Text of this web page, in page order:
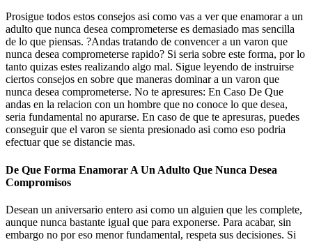
Prosigue todos estos consejos asi­ como vas a ver que enamorar a un
adulto que nunca desea comprometerse es demasiado mas sencilla
de lo que piensas. ?Andas tratando de convencer a un varon que
nunca desea comprometerse rapido? Si seri­a sobre este forma, por lo
tanto quizas estes realizando algo mal. Sigue leyendo de instruirse
ciertos consejos en sobre que maneras dominar a un varon que
nunca desea comprometerse. No te apresures: En Caso De Que
andas en la relacion con un hombre que no conoce lo que desea,
seri­a fundamental no apurarse. En caso de que te apresuras, puedes
conseguir que el varon se sienta presionado asi­ como eso podria
efectuar que se distancie mas.
De Que Forma Enamorar A Un Adulto Que Nunca Desea
Compromisos
Desean un aniversario entero asi­ como un alguien que les complete,
aunque nunca bastante igual que para exponerse. Para acabar, sin
embargo no por eso menor fundamental, respeta sus decisiones. Si